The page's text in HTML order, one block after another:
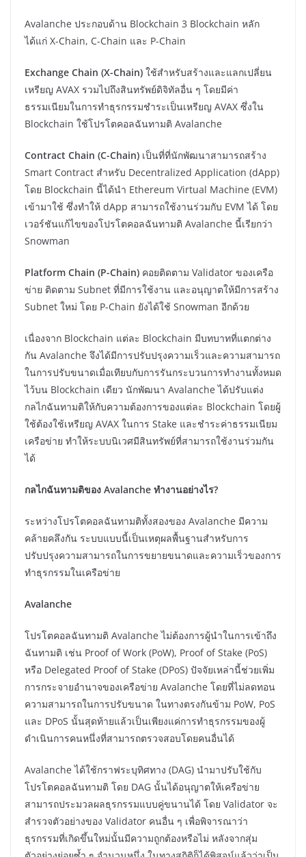
Avalanche ประกอบด้าน Blockchain 3 Blockchain หลัก
ได้แก่ X-Chain, C-Chain และ P-Chain
Exchange Chain (X-Chain) ใช้สำหรับสร้างและแลกเปลี่ยน
เหรียญ AVAX รวมไปถึงสินทรัพย์ดิจิทัลอื่น ๆ โดยมีค่า
ธรรมเนียมในการทำธุรกรรมชำระเป็นเหรียญ AVAX ซึ่งใน
Blockchain ใช้โปรโตคอลฉันทามติ Avalanche
Contract Chain (C-Chain) เป็นที่ที่นักพัฒนาสามารถสร้าง
Smart Contract สำหรับ Decentralized Application (dApp)
โดย Blockchain นี้ได้นำ Ethereum Virtual Machine (EVM)
เข้ามาใช้ ซึ่งทำให้ dApp สามารถใช้งานร่วมกับ EVM ได้ โดย
เวอร์ชันแก้ไขของโปรโตคอลฉันทามติ Avalanche นี้เรียกว่า
Snowman
Platform Chain (P-Chain) คอยติดตาม Validator ของเครือ
ข่าย ติดตาม Subnet ที่มีการใช้งาน และอนุญาตให้มีการสร้าง
Subnet ใหม่ โดย P-Chain ยังได้ใช้ Snowman อีกด้วย
เนื่องจาก Blockchain แต่ละ Blockchain มีบทบาทที่แตกต่าง
กัน Avalanche จึงได้มีการปรับปรุงความเร็วและความสามารถ
ในการปรับขนาดเมื่อเทียบกับการรันกระบวนการทำงานทั้งหมด
ไว้บน Blockchain เดียว นักพัฒนา Avalanche ได้ปรับแต่ง
กลไกฉันทามติให้กับความต้องการของแต่ละ Blockchain โดยผู้
ใช้ต้องใช้เหรียญ AVAX ในการ Stake และชำระค่าธรรมเนียม
เครือข่าย ทำให้ระบบนิเวศมีสินทรัพย์ที่สามารถใช้งานร่วมกัน
ได้
กลไกฉันทามติของ Avalanche ทำงานอย่างไร?
ระหว่างโปรโตคอลฉันทามติทั้งสองของ Avalanche มีความ
คล้ายคลึงกัน ระบบแบบนี้เป็นเหตุผลพื้นฐานสำหรับการ
ปรับปรุงความสามารถในการขยายขนาดและความเร็วของการ
ทำธุรกรรมในเครือข่าย
Avalanche
โปรโตคอลฉันทามติ Avalanche ไม่ต้องการผู้นำในการเข้าถึง
ฉันทามติ เช่น Proof of Work (PoW), Proof of Stake (PoS)
หรือ Delegated Proof of Stake (DPoS) ปัจจัยเหล่านี้ช่วยเพิ่ม
การกระจายอำนาจของเครือข่าย Avalanche โดยที่ไม่ลดทอน
ความสามารถในการปรับขนาด ในทางตรงกันข้าม PoW, PoS
และ DPoS นั้นสุดท้ายแล้วเป็นเพียงแค่การทำธุรกรรมของผู้
ดำเนินการคนหนึ่งที่สามารถตรวจสอบโดยคนอื่นได้
Avalanche ได้ใช้กราฟระบุทิศทาง (DAG) นำมาปรับใช้กับ
โปรโตคอลฉันทามติ โดย DAG นั้นได้อนุญาตให้เครือข่าย
สามารถประมวลผลธุรกรรมแบบคู่ขนานได้ โดย Validator จะ
สำรวจตัวอย่างของ Validator คนอื่น ๆ เพื่อพิจารณาว่า
ธุรกรรมที่เกิดขึ้นใหม่นั้นมีความถูกต้องหรือไม่ หลังจากสุ่ม